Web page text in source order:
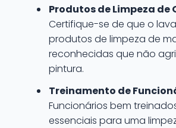
Produtos de Limpeza de
Certifique-se de que o
produtos de limpeza de
reconhecidas que não
pintura.
Treinamento de
Funcionários bem
essenciais para uma